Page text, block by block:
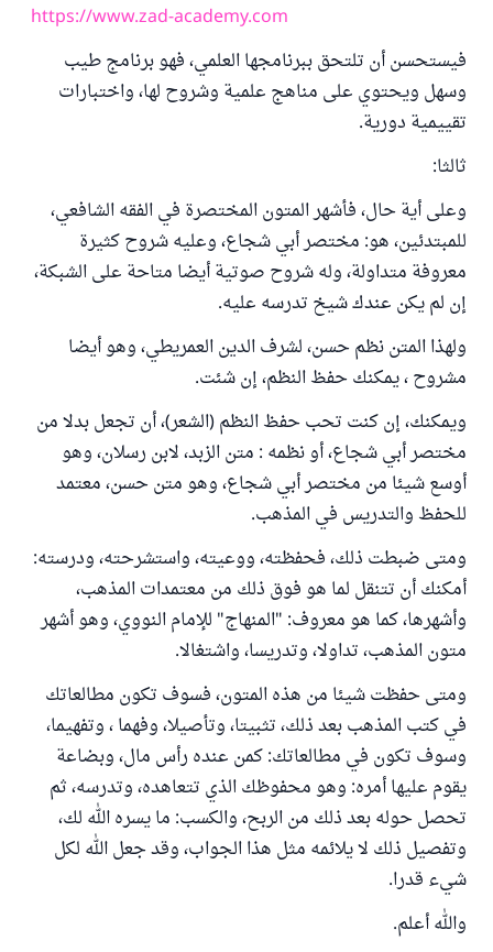
https://www.zad-academy.com
فيستحسن أن تلتحق ببرنامجها العلمي، فهو برنامج طيب
وسهل ويحتوي على مناهج علمية وشروح لها، واختبارات
تقييمية دورية.
ثالثا:
وعلى أية حال، فأشهر المتون المختصرة في الفقه الشافعي،
للمبتدئين، هو: مختصر أبي شجاع، وعليه شروح كثيرة
معروفة متداولة، وله شروح صوتية أيضا متاحة على الشبكة،
إن لم يكن عندك شيخ تدرسه عليه.
ولهذا المتن نظم حسن، لشرف الدين العمريطي، وهو أيضا
مشروح ، يمكنك حفظ النظم، إن شئت.
ويمكنك، إن كنت تحب حفظ النظم (الشعر)، أن تجعل بدلا من
مختصر أبي شجاع، أو نظمه : متن الزبد، لابن رسلان، وهو
أوسع شيئا من مختصر أبي شجاع، وهو متن حسن، معتمد
للحفظ والتدريس في المذهب.
ومتى ضبطت ذلك، فحفظته، ووعيته، واستشرحته، ودرسته:
أمكنك أن تتنقل لما هو فوق ذلك من معتمدات المذهب،
وأشهرها، كما هو معروف: "المنهاج" للإمام النووي، وهو أشهر
متون المذهب، تداولا، وتدريسا، واشتغالا.
ومتى حفظت شيئا من هذه المتون، فسوف تكون مطالعاتك
في كتب المذهب بعد ذلك، تثبيتا، وتأصيلا، وفهما ، وتفهيما،
وسوف تكون في مطالعاتك: كمن عنده رأس مال، وبضاعة
يقوم عليها أمره: وهو محفوظك الذي تتعاهده، وتدرسه، ثم
تحصل حوله بعد ذلك من الربح، والكسب: ما يسره الله لك،
وتفصيل ذلك لا يلائمه مثل هذا الجواب، وقد جعل الله لكل
شيء قدرا.
والله أعلم.